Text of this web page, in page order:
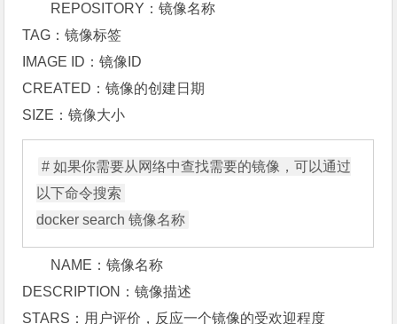
REPOSITORY：镜像名称
TAG：镜像标签
IMAGE ID：镜像ID
CREATED：镜像的创建日期
SIZE：镜像大小
# 如果你需要从网络中查找需要的镜像，可以通过
以下命令搜索
NAME：镜像名称
DESCRIPTION：镜像描述
STARS：用户评价，反应一个镜像的受欢迎程度